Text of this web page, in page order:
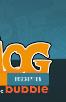
INSCRIPTION